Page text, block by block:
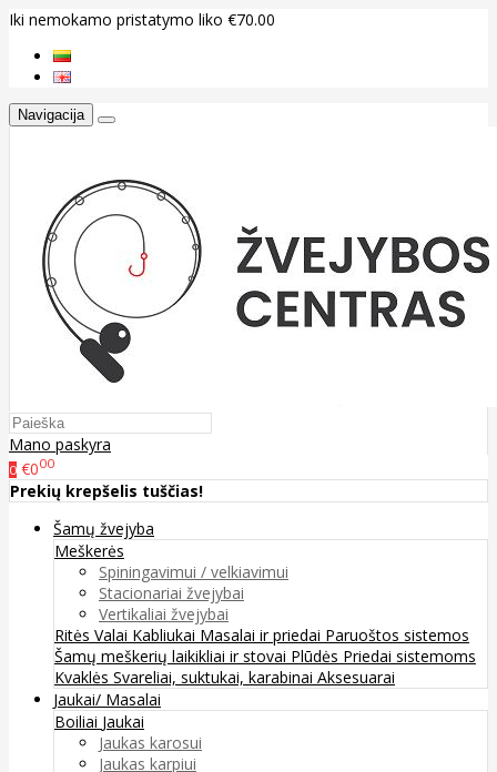
Iki nemokamo pristatymo liko €70.00
Navigacija
Mano paskyra
0 €000
Prekių krepšelis tuščias!
Šamų žvejyba
Meškerės
Spiningavimui / velkiavimui
Stacionariai žvejybai
Vertikaliai žvejybai
Ritės Valai Kabliukai Masalai ir priedai Paruoštos sistemos
Šamų meškerių laikikliai ir stovai Plūdės Priedai sistemoms
Kvaklės Svareliai, suktukai, karabinai Aksesuarai
Jaukai/ Masalai
Boiliai Jaukai
Jaukas karosui
Jaukas karpiui